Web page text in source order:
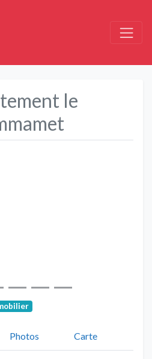
le
Photos Carte